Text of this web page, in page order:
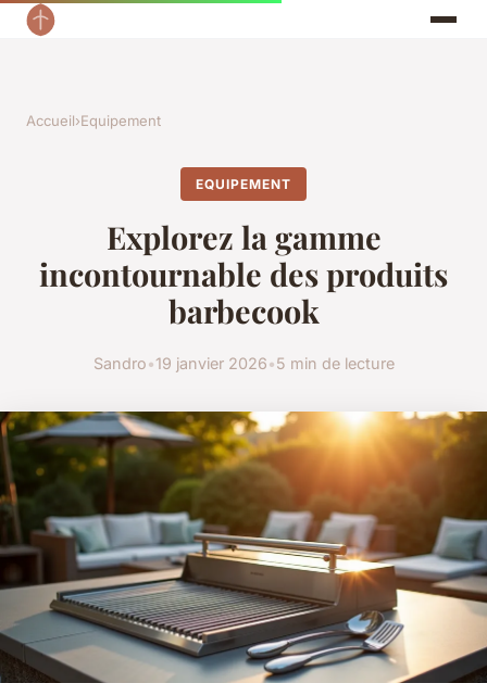
Accueil›Equipement
EQUIPEMENT
Explorez la gamme
incontournable des produits
barbecook
Sandro•19 janvier 2026•5 min de lecture